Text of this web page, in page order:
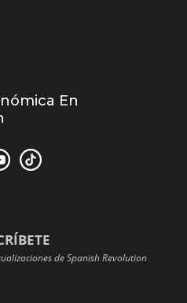
En
de Spanish Revolution